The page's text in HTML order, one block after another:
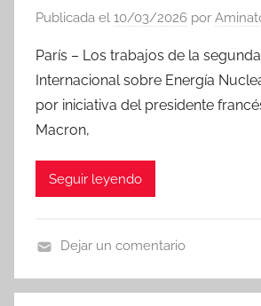
Publicada el 10/03/2026 por
París – Los trabajos de la
Internacional sobre Energía
por iniciativa del presidente
Macron,
Seguir leyendo
o
Dejar un comentario